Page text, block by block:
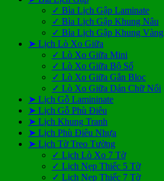
✓ Bìa Lịch Gập Laminate
✓ Bìa Lịch Gập Khung Nâu
✓ Bìa Lịch Gập Khung Vàng
➤ Lịch Lò Xo Giữa
✓ Lò Xo Giữa Mini
✓ Lò Xo Giữa Bộ Số
✓ Lò Xo Giữa Gắn Bloc
✓ Lò Xo Giữa Dán Chữ Nổi
➤ Lịch Gỗ Lamininate
➤ Lịch Gỗ Phù Điêu
➤ Lịch Khung Tranh
➤ Lịch Phù Điêu Nhựa
➤ Lịch Tờ Treo Tường
✓ Lịch Lò Xo 7 Tờ
✓ Lịch Nẹp Thiếc 5 Tờ
✓ Lịch Nẹp Thiếc 7 Tờ